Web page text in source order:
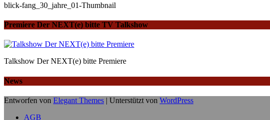
blick-fang_30_jahre_01-Thumbnail
Premiere Der NEXT(e) bitte TV Talkshow
Talkshow Der NEXT(e) bitte Premiere
News
Entworfen von Elegant Themes | Unterstützt von WordPress
AGB